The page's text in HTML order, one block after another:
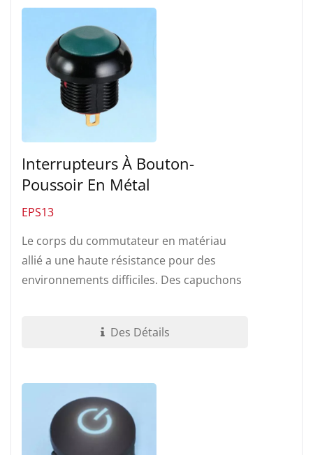
Interrupteurs À Bouton-
Poussoir En Métal
EPS13
Le corps du commutateur en matériau
allié a une haute résistance pour des
environnements difficiles. Des capuchons
Des Détails